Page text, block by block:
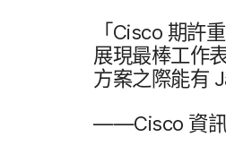
「Cisco 期​許
展現​最​棒​工作​
方案​之​際​能​有
——Cisco 資